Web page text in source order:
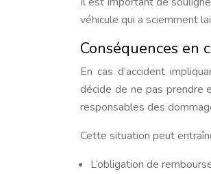
véhicule qui a sciemment
Conséquences en
En cas d’accident
décide de ne pas prendre
responsables des
Cette situation peut
L’obligation de